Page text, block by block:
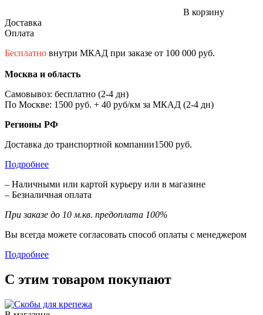
В корзину
Доставка
Оплата
Бесплатно внутри МКАД при заказе от 100 000 руб.
Москва и область
Самовывоз: бесплатно (2-4 дн)
По Москве: 1500 руб. + 40 руб/км за МКАД (2-4 дн)
Регионы РФ
Доставка до транспортной компании1500 руб.
Подробнее
– Наличными или картой курьеру или в магазине
– Безналичная оплата
При заказе до 10 м.кв. предоплата 100%
Вы всегда можете согласовать способ оплаты с менеджером
Подробнее
С этим товаром покупают